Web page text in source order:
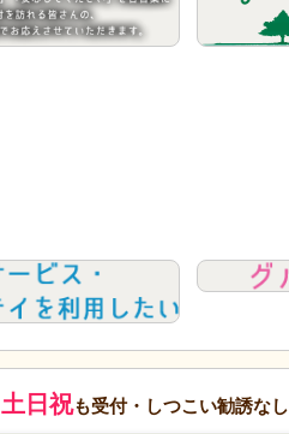
土日祝も受付・しつこい勧誘なし